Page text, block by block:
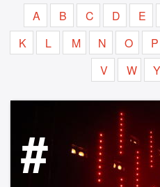
A B C D E
K
L M N O P
V
W Y
#